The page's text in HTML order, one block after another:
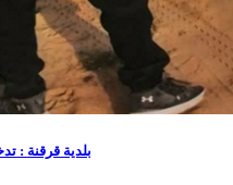
بلدية قرقنة :